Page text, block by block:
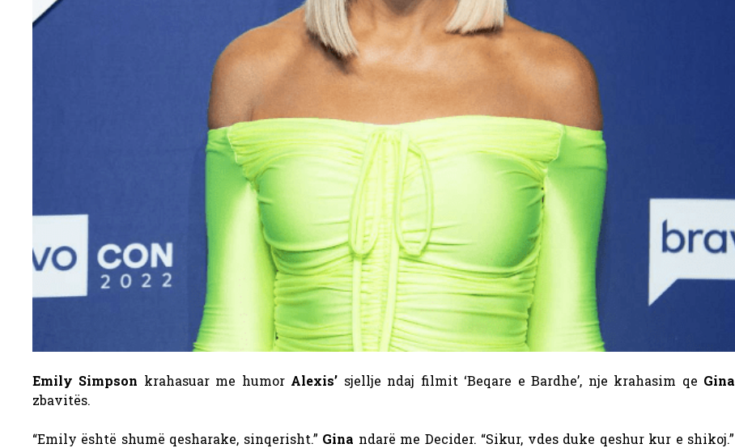
Emily Simpson krahasuar me humor Alexis’ sjellje ndaj filmit ‘Beqare e Bardhe’, nje krahasim qe Gina
zbavitës.
“Emily është shumë qesharake, sinqerisht.” Gina ndarë me Decider. “Sikur, vdes duke qeshur kur e shikoj.”